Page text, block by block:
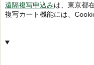
遠隔複写申込みは、東京都
複写カート機能には、